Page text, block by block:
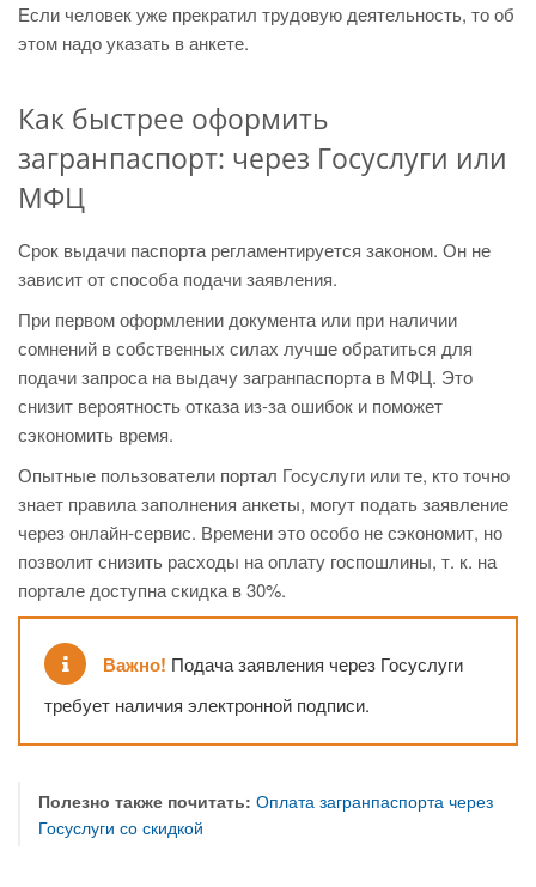
Если человек уже прекратил трудовую деятельность, то об
этом надо указать в анкете.
Как быстрее оформить
загранпаспорт: через Госуслуги или
МФЦ
Срок выдачи паспорта регламентируется законом. Он не
зависит от способа подачи заявления.
При первом оформлении документа или при наличии
сомнений в собственных силах лучше обратиться для
подачи запроса на выдачу загранпаспорта в МФЦ. Это
снизит вероятность отказа из-за ошибок и поможет
сэкономить время.
Опытные пользователи портал Госуслуги или те, кто точно
знает правила заполнения анкеты, могут подать заявление
через онлайн-сервис. Времени это особо не сэкономит, но
позволит снизить расходы на оплату госпошлины, т. к. на
портале доступна скидка в 30%.
Важно! Подача заявления через Госуслуги
требует наличия электронной подписи.
Полезно также почитать: Оплата загранпаспорта через
Госуслуги со скидкой